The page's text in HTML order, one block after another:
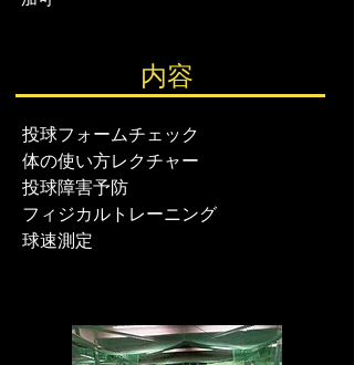
内容
投球フォームチェック
体の使い方レクチャー
​投球障害予防
フィジカルトレーニング
球速測定